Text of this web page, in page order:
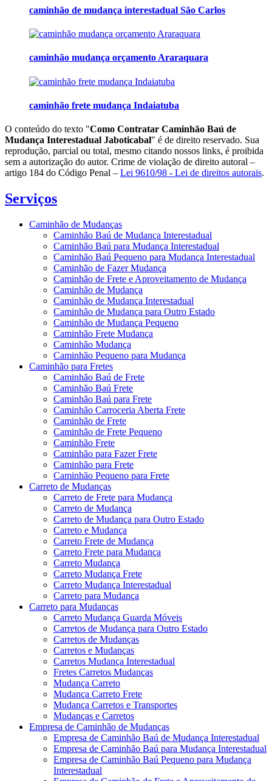
caminhão de mudança interestadual São Carlos
caminhão mudança orçamento Araraquara
caminhão frete mudança Indaiatuba
O conteúdo do texto "Como Contratar Caminhão Baú de
Mudança Interestadual Jaboticabal" é de direito reservado. Sua
reprodução, parcial ou total, mesmo citando nossos links, é proibida
sem a autorização do autor. Crime de violação de direito autoral –
artigo 184 do Código Penal – Lei 9610/98 - Lei de direitos autorais.
Serviços
Caminhão de Mudanças
Caminhão Baú de Mudança Interestadual
Caminhão Baú para Mudança Interestadual
Caminhão Baú Pequeno para Mudança Interestadual
Caminhão de Fazer Mudança
Caminhão de Frete e Aproveitamento de Mudança
Caminhão de Mudança
Caminhão de Mudança Interestadual
Caminhão de Mudança para Outro Estado
Caminhão de Mudança Pequeno
Caminhão Frete Mudança
Caminhão Mudança
Caminhão Pequeno para Mudança
Caminhão para Fretes
Caminhão Baú de Frete
Caminhão Baú Frete
Caminhão Baú para Frete
Caminhão Carroceria Aberta Frete
Caminhão de Frete
Caminhão de Frete Pequeno
Caminhão Frete
Caminhão para Fazer Frete
Caminhão para Frete
Caminhão Pequeno para Frete
Carreto de Mudanças
Carreto de Frete para Mudança
Carreto de Mudança
Carreto de Mudança para Outro Estado
Carreto e Mudança
Carreto Frete de Mudança
Carreto Frete para Mudança
Carreto Mudança
Carreto Mudança Frete
Carreto Mudança Interestadual
Carreto para Mudança
Carreto para Mudanças
Carreto Mudança Guarda Móveis
Carretos de Mudança para Outro Estado
Carretos de Mudanças
Carretos e Mudanças
Carretos Mudança Interestadual
Fretes Carretos Mudanças
Mudança Carreto
Mudança Carreto Frete
Mudança Carretos e Transportes
Mudanças e Carretos
Empresa de Caminhão de Mudanças
Empresa de Caminhão Baú de Mudança Interestadual
Empresa de Caminhão Baú para Mudança Interestadual
Empresa de Caminhão Baú Pequeno para Mudança
Interestadual